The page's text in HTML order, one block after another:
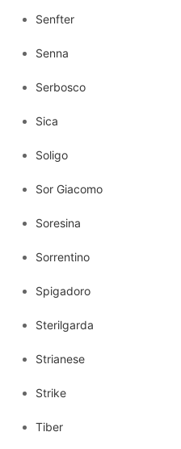
Senfter
Senna
Serbosco
Sica
Soligo
Sor Giacomo
Soresina
Sorrentino
Spigadoro
Sterilgarda
Strianese
Strike
Tiber